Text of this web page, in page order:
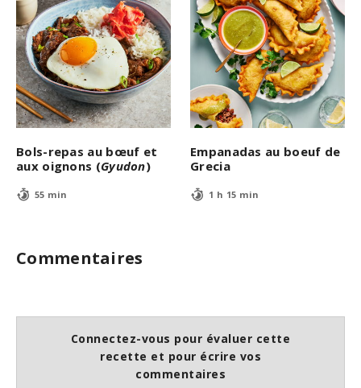
Bols-repas au bœuf et
aux oignons (Gyudon)
55 min
Empanadas au boeuf de
Grecia
1 h 15 min
Commentaires
Connectez-vous pour évaluer cette
recette et pour écrire vos
commentaires